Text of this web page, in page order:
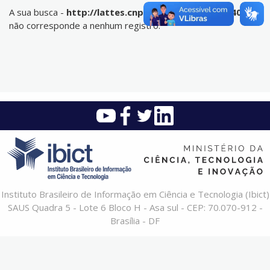
A sua busca - http://lattes.cnpq.br/6326594464594085-
não corresponde a nenhum registro.
Instituto Brasileiro de Informação em Ciência e Tecnologia (Ibict)
SAUS Quadra 5 - Lote 6 Bloco H - Asa sul - CEP: 70.070-912 -
Brasília - DF